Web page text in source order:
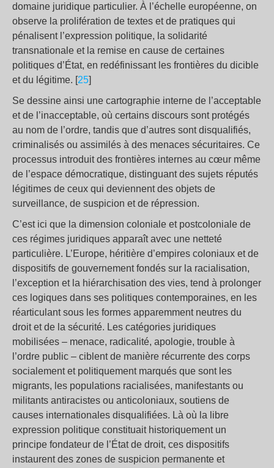
domaine juridique particulier. À l’échelle européenne, on
observe la prolifération de textes et de pratiques qui
pénalisent l’expression politique, la solidarité
transnationale et la remise en cause de certaines
politiques d’État, en redéfinissant les frontières du dicible
et du légitime. [25]
Se dessine ainsi une cartographie interne de l’acceptable
et de l’inacceptable, où certains discours sont protégés
au nom de l’ordre, tandis que d’autres sont disqualifiés,
criminalisés ou assimilés à des menaces sécuritaires. Ce
processus introduit des frontières internes au cœur même
de l’espace démocratique, distinguant des sujets réputés
légitimes de ceux qui deviennent des objets de
surveillance, de suspicion et de répression.
C’est ici que la dimension coloniale et postcoloniale de
ces régimes juridiques apparaît avec une netteté
particulière. L’Europe, héritière d’empires coloniaux et de
dispositifs de gouvernement fondés sur la racialisation,
l’exception et la hiérarchisation des vies, tend à prolonger
ces logiques dans ses politiques contemporaines, en les
réarticulant sous les formes apparemment neutres du
droit et de la sécurité. Les catégories juridiques
mobilisées – menace, radicalité, apologie, trouble à
l’ordre public – ciblent de manière récurrente des corps
socialement et politiquement marqués que sont les
migrants, les populations racialisées, manifestants ou
militants antiracistes ou anticoloniaux, soutiens de
causes internationales disqualifiées. Là où la libre
expression politique constituait historiquement un
principe fondateur de l’État de droit, ces dispositifs
instaurent des zones de suspicion permanente et